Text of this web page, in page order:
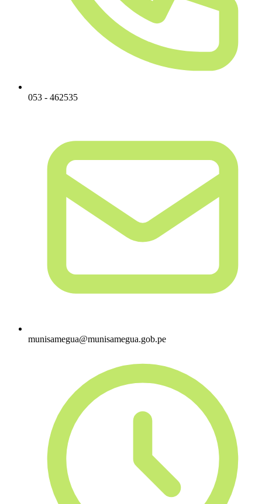
053 - 462535
munisamegua@munisamegua.gob.pe